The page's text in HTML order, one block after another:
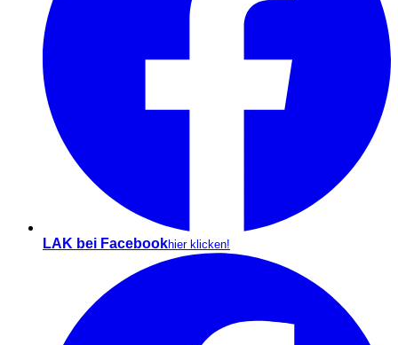
LAK bei Facebookhier klicken!